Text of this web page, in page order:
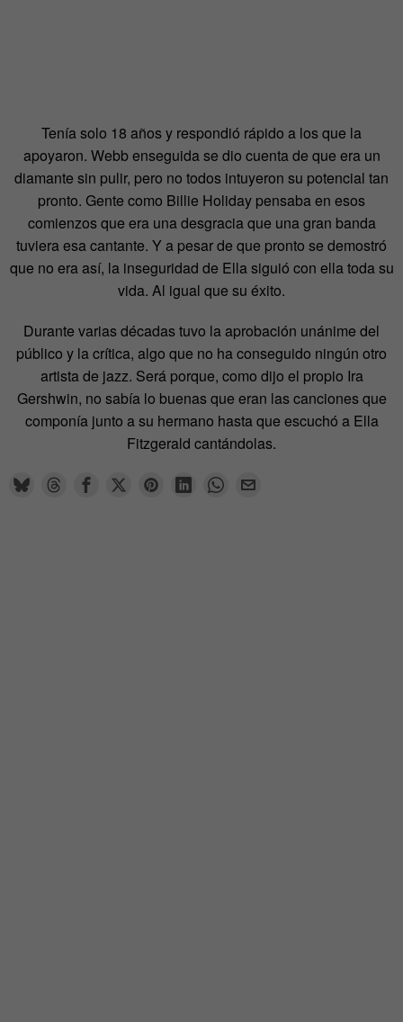
Tenía solo 18 años y respondió rápido a los que la
apoyaron. Webb enseguida se dio cuenta de que era un
diamante sin pulir, pero no todos intuyeron su potencial tan
pronto. Gente como Billie Holiday pensaba en esos
comienzos que era una desgracia que una gran banda
tuviera esa cantante. Y a pesar de que pronto se demostró
que no era así, la inseguridad de Ella siguió con ella toda su
vida. Al igual que su éxito.
Durante varias décadas tuvo la aprobación unánime del
público y la crítica, algo que no ha conseguido ningún otro
artista de jazz. Será porque, como dijo el propio Ira
Gershwin, no sabía lo buenas que eran las canciones que
componía junto a su hermano hasta que escuchó a Ella
Fitzgerald cantándolas.